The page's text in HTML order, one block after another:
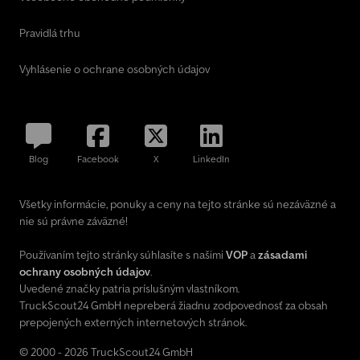
akontácie! Kontaktujte nás. Kontakt: Telefón: E-mail: Sídlo:
18:00 So: 9:00 – 14:00 ----Upozornenie: Všetky údaje na internete
určený výlučne kúpnou zmluvou na mieste alebo písomnými
zárukami. Vozidlá s najazdenými kilometrami nad 50 000 km alebo
staršie ako 3 roky predávame prioritne našim firemným
Pravidlá trhu
Vyhlásenie o ochrane osobných údajov
Blog Facebook X LinkedIn
Všetky informácie, ponuky a ceny na tejto stránke sú nezáväzné a
nie sú právne záväzné!
Používaním tejto stránky súhlasíte s našimi VOPazásadami
ochrany osobných údajov.
Uvedené značky patria príslušným vlastníkom.
TruckScout24 GmbH nepreberá žiadnu zodpovednosť za obsah
prepojených externých internetových stránok.
© 2000 - 2026 TruckScout24 GmbH